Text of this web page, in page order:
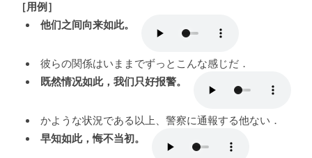
［用例］
他们之间向来如此。
彼らの関係はいままでずっとこんな感じだ．
既然情况如此，我们只好报警。
かような状況である以上、警察に通報する他ない．
早知如此，悔不当初。